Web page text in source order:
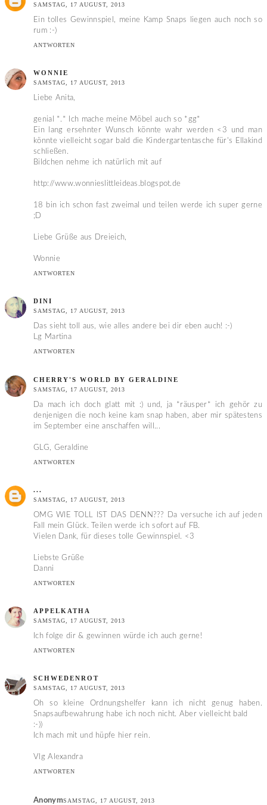
SAMSTAG, 17 AUGUST, 2013
Ein tolles Gewinnspiel, meine Kamp Snaps liegen auch noch so
rum :-)
ANTWORTEN
WONNIE
SAMSTAG, 17 AUGUST, 2013
Liebe Anita,
genial *.* Ich mache meine Möbel auch so *gg*
Ein lang ersehnter Wunsch könnte wahr werden <3 und man
könnte vielleicht sogar bald die Kindergartentasche für's Ellakind
schließen.
Bildchen nehme ich natürlich mit auf
http://www.wonnieslittleideas.blogspot.de
18 bin ich schon fast zweimal und teilen werde ich super gerne
;D
Liebe Grüße aus Dreieich,
Wonnie
ANTWORTEN
DINI
SAMSTAG, 17 AUGUST, 2013
Das sieht toll aus, wie alles andere bei dir eben auch! :-)
Lg Martina
ANTWORTEN
CHERRY'S WORLD BY GERALDINE
SAMSTAG, 17 AUGUST, 2013
Da mach ich doch glatt mit :) und, ja *räusper* ich gehör zu
denjenigen die noch keine kam snap haben, aber mir spätestens
im September eine anschaffen will...
GLG, Geraldine
ANTWORTEN
...
SAMSTAG, 17 AUGUST, 2013
OMG WIE TOLL IST DAS DENN??? Da versuche ich auf jeden
Fall mein Glück. Teilen werde ich sofort auf FB.
Vielen Dank, für dieses tolle Gewinnspiel. <3
Liebste Grüße
Danni
ANTWORTEN
APPELKATHA
SAMSTAG, 17 AUGUST, 2013
Ich folge dir & gewinnen würde ich auch gerne!
ANTWORTEN
SCHWEDENROT
SAMSTAG, 17 AUGUST, 2013
Oh so kleine Ordnungshelfer kann ich nicht genug haben.
Snapsaufbewahrung habe ich noch nicht. Aber vielleicht bald
:-))
Ich mach mit und hüpfe hier rein.
Vlg Alexandra
ANTWORTEN
AnonymSAMSTAG, 17 AUGUST, 2013